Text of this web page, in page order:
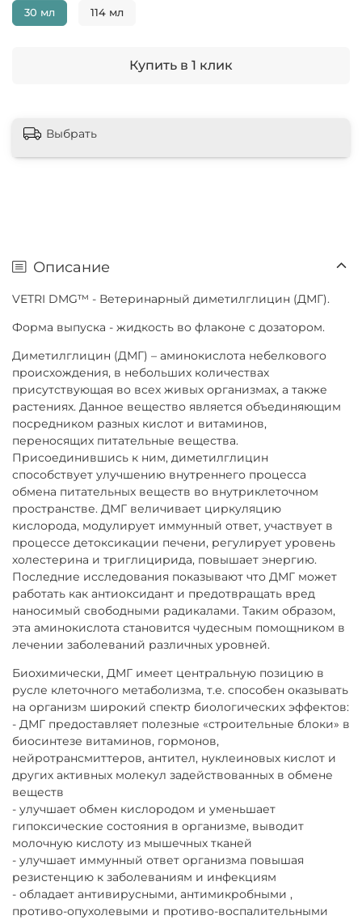
Купить в 1 клик
30 мл 114 мл
Выбрать
Описание
VETRI DMG™ - Ветеринарный диметилглицин (ДМГ).
Форма выпуска - жидкость во флаконе с дозатором.
Диметилглицин (ДМГ) – аминокислота небелкового
происхождения, в небольших количествах
присутствующая во всех живых организмах, а также
растениях. Данное вещество является объединяющим
посредником разных кислот и витаминов,
переносящих питательные вещества.
Присоединившись к ним, диметилглицин
способствует улучшению внутреннего процесса
обмена питательных веществ во внутриклеточном
пространстве. ДМГ величивает циркуляцию
кислорода, модулирует иммунный ответ, участвует в
процессе детоксикации печени, регулирует уровень
холестерина и триглицирида, повышает энергию.
Последние исследования показывают что ДМГ может
работать как антиоксидант и предотвращать вред
наносимый свободными радикалами. Таким образом,
эта аминокислота становится чудесным помощником в
лечении заболеваний различных уровней.
Биохимически, ДМГ имеет центральную позицию в
русле клеточного метаболизма, т.е. способен оказывать
на организм широкий спектр биологических эффектов:
- ДМГ предоставляет полезные «строительные блоки» в
биосинтезе витаминов, гормонов,
нейротрансмиттеров, антител, нуклеиновых кислот и
других активных молекул задействованных в обмене
веществ
- улучшает обмен кислородом и уменьшает
гипоксические состояния в организме, выводит
молочную кислоту из мышечных тканей
- улучшает иммунный ответ организма повышая
резистенцию к заболеваниям и инфекциям
- обладает антивирусными, антимикробными ,
противо-опухолевыми и противо-воспалительными